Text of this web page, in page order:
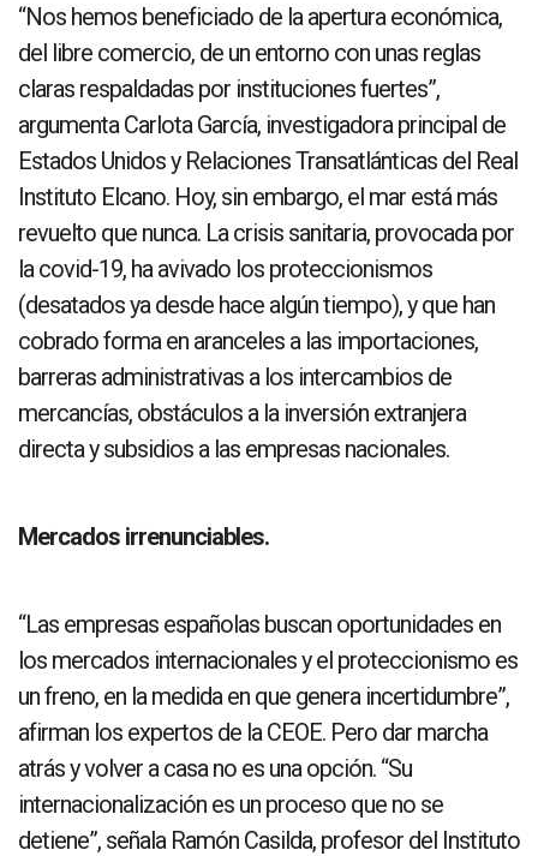
“Nos hemos beneficiado de la apertura económica,
del libre comercio, de un entorno con unas reglas
claras respaldadas por instituciones fuertes”,
argumenta Carlota García, investigadora principal de
Estados Unidos y Relaciones Transatlánticas del Real
Instituto Elcano. Hoy, sin embargo, el mar está más
revuelto que nunca. La crisis sanitaria, provocada por
la covid-19, ha avivado los proteccionismos
(desatados ya desde hace algún tiempo), y que han
cobrado forma en aranceles a las importaciones,
barreras administrativas a los intercambios de
mercancías, obstáculos a la inversión extranjera
directa y subsidios a las empresas nacionales.
Mercados irrenunciables.
“Las empresas españolas buscan oportunidades en
los mercados internacionales y el proteccionismo es
un freno, en la medida en que genera incertidumbre”,
afirman los expertos de la CEOE. Pero dar marcha
atrás y volver a casa no es una opción. “Su
internacionalización es un proceso que no se
detiene”, señala Ramón Casilda, profesor del Instituto